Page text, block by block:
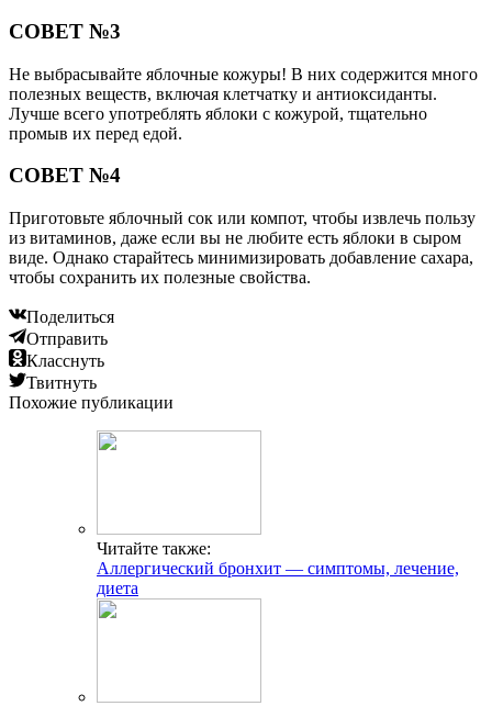
СОВЕТ №3
Не выбрасывайте яблочные кожуры! В них содержится много
полезных веществ, включая клетчатку и антиоксиданты.
Лучше всего употреблять яблоки с кожурой, тщательно
промыв их перед едой.
СОВЕТ №4
Приготовьте яблочный сок или компот, чтобы извлечь пользу
из витаминов, даже если вы не любите есть яблоки в сыром
виде. Однако старайтесь минимизировать добавление сахара,
чтобы сохранить их полезные свойства.
Поделиться
Отправить
Класснуть
Твитнуть
Похожие публикации
Читайте также:
Аллергический бронхит — симптомы, лечение,
диета